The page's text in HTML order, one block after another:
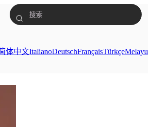
体中文ItalianoDeutschFrançaisTürkçeMelayu